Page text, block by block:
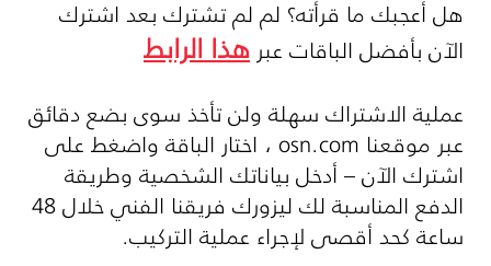
هل أعجبك ما قرأته؟ لم لم تشترك بعد اشترك
الآن بأفضل الباقات عبرهذا الرابط
عملية الاشتراك سهلة ولن تأخذ سوى بضع دقائق
عبر موقعنا osn.com ، اختار الباقة واضغط على
اشترك الآن – أدخل بياناتك الشخصية وطريقة
الدفع المناسبة لك ليزورك فريقنا الفني خلال 48
ساعة كحد أقصى لإجراء عملية التركيب.